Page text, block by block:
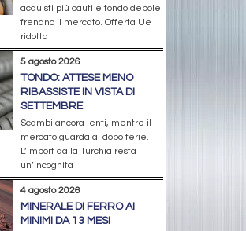
acquisti più cauti e tondo debole
frenano il mercato. Offerta Ue
ridotta
5 agosto 2026
TONDO: ATTESE MENO
RIBASSISTE IN VISTA DI
SETTEMBRE
Scambi ancora lenti, mentre il
mercato guarda al dopo ferie.
L’import dalla Turchia resta
un’incognita
4 agosto 2026
MINERALE DI FERRO AI
MINIMI DA 13 MESI